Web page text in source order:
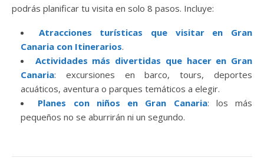
podrás planificar tu visita en solo 8 pasos. Incluye:
Atracciones turísticas que visitar en Gran
Canaria con Itinerarios.
Actividades más divertidas que hacer en Gran
Canaria: excursiones en barco, tours, deportes
acuáticos, aventura o parques temáticos a elegir.
Planes con niños en Gran Canaria: los más
pequeños no se aburrirán ni un segundo.